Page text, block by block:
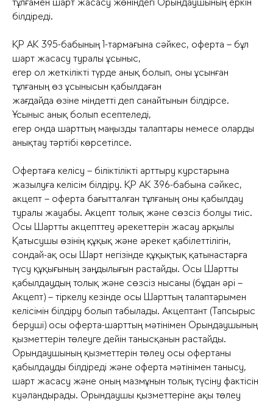
білдіреді.
ҚР АК 395-бабының 1-тармағына сәйкес, оферта – бұл
шарт жасасу туралы ұсыныс,
егер ол жеткілікті түрде анық болып, оны ұсынған
тұлғаның өз ұсынысын қабылдаған
жағдайда өзіне міндетті деп санайтынын білдірсе.
Ұсыныс анық болып есептеледі,
егер онда шарттың маңызды талаптары немесе оларды
анықтау тәртібі көрсетілсе.
Офертаға келісу – біліктілікті арттыру курстарына
жазылуға келісім білдіру. ҚР АК 396-бабына сәйкес,
акцепт – оферта бағытталған тұлғаның оны қабылдау
туралы жауабы. Акцепт толық және сөзсіз болуы тиіс.
Осы Шартты акцепттеу әрекеттерін жасау арқылы
Қатысушы өзінің құқық және әрекет қабілеттілігін,
сондай-ақ осы Шарт негізінде құқықтық қатынастарға
түсу құқығының заңдылығын растайды. Осы Шартты
қабылдаудың толық және сөзсіз нысаны (бұдан әрі –
Акцепт) – тіркелу кезінде осы Шарттың талаптарымен
келісімін білдіру болып табылады. Акцептант (Тапсырыс
беруші) осы оферта-шарттың мәтінімен Орындаушының
қызметтерін төлеуге дейін танысқанын растайды.
Орындаушының қызметтерін төлеу осы офертаны
қабылдауды білдіреді және оферта мәтінімен танысу,
шарт жасасу және оның мазмұнын толық түсіну фактісін
куәландырады. Орындаушы қызметтеріне ақы төлеу